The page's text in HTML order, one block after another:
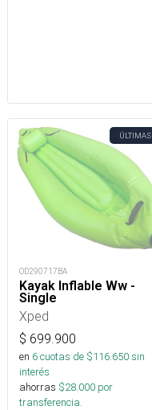
ÚLTIMAS
OD290717BA
Kayak Inflable Ww -
Single
Xped
$ 699.900
en 6cuotas de $116.650sin
interés
ahorras $28.000 por
transferencia.